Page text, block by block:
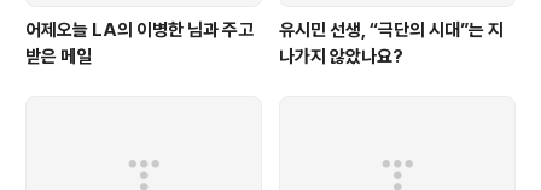
어제오늘 LA의 이병한 님과 주고
받은 메일
유시민 선생, “극단의 시대”는 지
나가지 않았나요?